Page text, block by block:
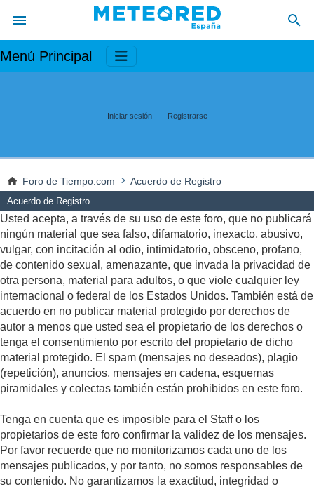
Menú Principal
Iniciar sesión Registrarse
Foro de Tiempo.com Acuerdo de Registro
Acuerdo de Registro
Usted acepta, a través de su uso de este foro, que no publicará
ningún material que sea falso, difamatorio, inexacto, abusivo,
vulgar, con incitación al odio, intimidatorio, obsceno, profano,
de contenido sexual, amenazante, que invada la privacidad de
otra persona, material para adultos, o que viole cualquier ley
internacional o federal de los Estados Unidos. También está de
acuerdo en no publicar material protegido por derechos de
autor a menos que usted sea el propietario de los derechos o
tenga el consentimiento por escrito del propietario de dicho
material protegido. El spam (mensajes no deseados), plagio
(repetición), anuncios, mensajes en cadena, esquemas
piramidales y colectas también están prohibidos en este foro.
Tenga en cuenta que es imposible para el Staff o los
propietarios de este foro confirmar la validez de los mensajes.
Por favor recuerde que no monitorizamos cada uno de los
mensajes publicados, y por tanto, no somos responsables de
su contenido. No garantizamos la exactitud, integridad o